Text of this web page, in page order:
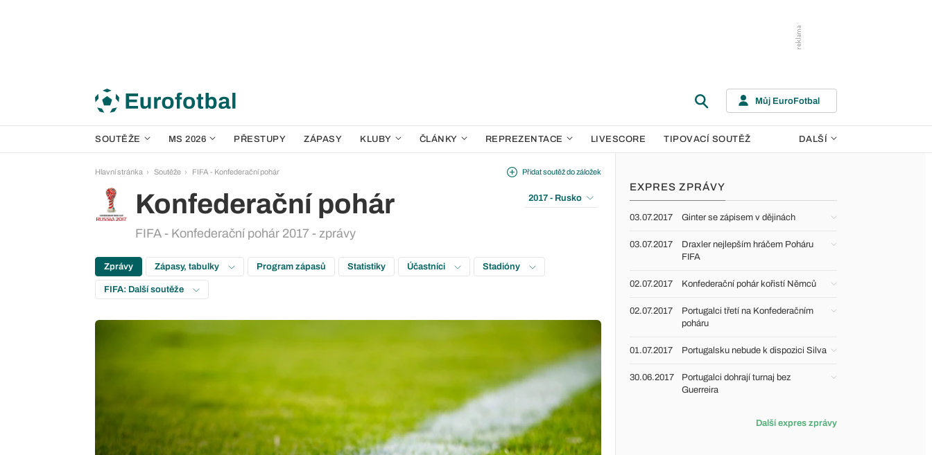
Můj EuroFotbal
SOUTĚŽE MS 2026 PŘESTUPY ZÁPASY KLUBY ČLÁNKY REPREZENTACE LIVESCORE TIPOVACÍ SOUTĚŽ DALŠÍ
Hlavní stránka Soutěže FIFA - Konfederační pohár
Konfederační pohár
FIFA - Konfederační pohár 2017 - zprávy
Přidat soutěž do záložek
2017 - Rusko
Zprávy Zápasy, tabulky Program zápasů Statistiky Účastníci Stadióny
FIFA: Další soutěže
EXPRES ZPRÁVY
03.07.2017 Ginter se zápisem v dějinách
03.07.2017
Draxler nejlepším hráčem Poháru
FIFA
02.07.2017 Konfederační pohár kořistí Němců
02.07.2017
Portugalci třetí na Konfederačním
poháru
01.07.2017 Portugalsku nebude k dispozici Silva
30.06.2017
Portugalci dohrají turnaj bez
Guerreira
Další expres zprávy